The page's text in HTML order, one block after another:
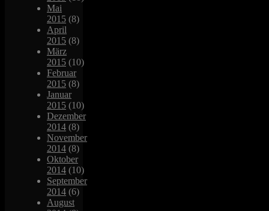
Mai
2015 (8)
April
2015 (8)
März
2015 (10)
Februar
2015 (8)
Januar
2015 (10)
Dezember
2014 (8)
November
2014 (8)
Oktober
2014 (10)
September
2014 (6)
August